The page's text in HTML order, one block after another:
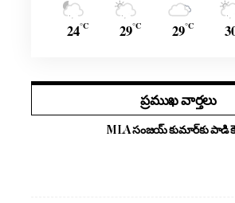
24°C 29°C 29°C
ప్రముఖ వార్తలు
MLA సంజయ్ కుమార్‌కు పాడి